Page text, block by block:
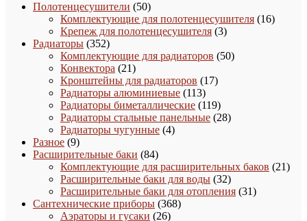
Полотенцесушители 5050
товаров
Комплектующие для полотенцесушителя 1616
Крепеж для полотенцесушителя 33
Радиаторы 352352
товара
Комплектующие для радиаторов 5050
Конвектора 2121
товар
Кронштейны для радиаторов 1717
Радиаторы алюминиевые 113113
товаров
Радиаторы биметаллические 119119
товаров
Радиаторы стальные панельные 2828
Радиаторы чугунные 44
Разное 99
товаров
Расширительные баки 8484
товара
Комплектующие для расширительных баков 2121
Расширительные баки для воды 3232
товара
Расширительные баки для отопления 3131
Сантехнические приборы 368368
Аэраторы и гусаки 2626